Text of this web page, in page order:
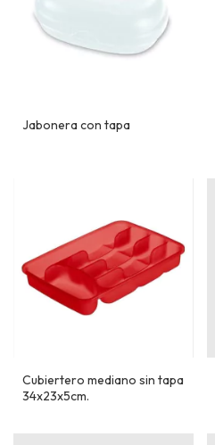
Jabonera con tapa
Cubiertero mediano sin tapa
34x23x5cm.